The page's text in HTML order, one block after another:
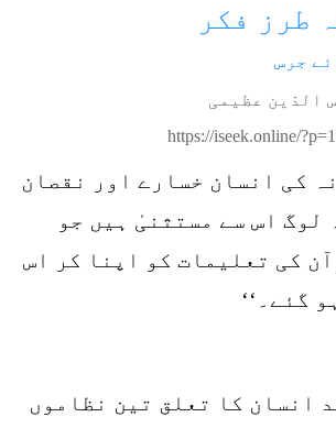
طرز فکر
جرس
الدّین عظیمی
https://iseek.online/
کی انسان خسارے اور نقصان
لوگ اس سے مستثنیٰ ہیں جو
کی تعلیمات کو اپنا کر اس
گئے۔‘‘
انسان کا تعلق تین نظاموں